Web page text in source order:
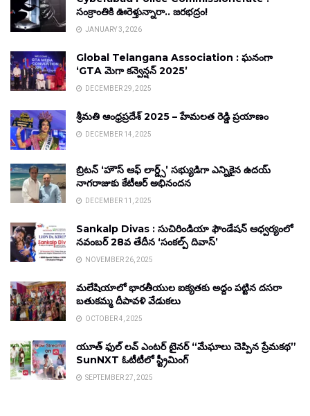
సంక్రాంతికి ఊరెళ్తున్నారా.. జరభద్రం!
JANUARY 3, 2026
Global Telangana Association : ఘనంగా
‘GTA మెగా కన్వెన్షన్ 2025’
DECEMBER 29, 2025
శ్రీమతి ఆంధ్రప్రదేశ్ 2025 – హేమలత రెడ్డి ప్రయాణం
DECEMBER 14, 2025
బ్రిటన్ ‘హౌస్ ఆఫ్ లార్డ్స్’ సభ్యుడిగా ఎన్నికైన ఉదయ్
నాగరాజుకు కేటీఆర్ అభినందన
DECEMBER 11, 2025
Sankalp Divas : సుచిరిండియా ఫౌండేషన్ ఆధ్వర్యంలో
నవంబర్ 28వ తేదీన ‘సంకల్ప్ దివాస్’
NOVEMBER 26, 2025
మలేషియాలో భారతీయుల ఐక్యతకు అద్దం పట్టిన దసరా
బతుకమ్మ దీపావళి వేడుకలు
OCTOBER 4, 2025
యూత్ ఫుల్ లవ్ ఎంటర్ టైనర్ “మేఘాలు చెప్పిన ప్రేమకథ”
SunNXT ఓటీటీలో స్ట్రీమింగ్
SEPTEMBER 27, 2025